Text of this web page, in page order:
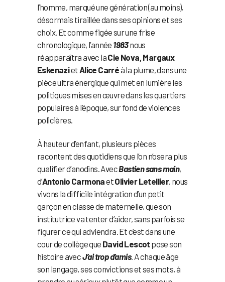
l’homme, marqué une génération (au moins),
désormais tiraillée dans ses opinions et ses
choix. Et comme figée sur une frise
chronologique, l’année 1983nous
réapparaîtra avec laCie Nova, Margaux
Eskenaziet Alice Carréà la plume, dans une
pièce ultra énergique qui met en lumière les
politiques mises en œuvre dans les quartiers
populaires à l’époque, sur fond de violences
policières.
À hauteur d’enfant, plusieurs pièces
racontent des quotidiens que l’on n’osera plus
qualifier d’anodins. AvecBastien sans main,
d’Antonio CarmonaetOlivier Letellier, nous
vivons la difficile intégration d’un petit
garçon en classe de maternelle, que son
institutrice va tenter d’aider, sans parfois se
figurer ce qui adviendra. Et c’est dans une
cour de collège que David Lescot pose son
histoire avecJ’ai trop d’amis. A chaque âge
son langage, ses convictions et ses mots, à